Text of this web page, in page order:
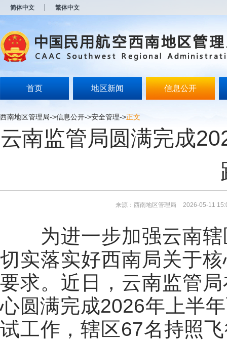
简体中文 繁体中文
首页 地区新闻 信息公开
西南地区管理局->信息公开->安全管理->正文
云南监管局圆满完成
来源：西南地区管理局 2026-05-11
为进一步加强云南
切实落实好西南局关于
要求。 近日
，云南监管
心圆满完成2026年上半
试工作，辖区67名持照
开
无
障
说
按
Alt
加
波
浪